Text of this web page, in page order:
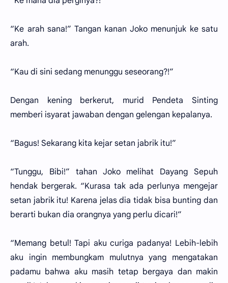
“Ke arah sana!” Tangan kanan Joko menunjuk ke satu
arah.
“Kau di sini sedang menunggu seseorang?!”
Dengan kening berkerut, murid Pendeta Sinting
memberi isyarat jawaban dengan gelengan kepalanya.
“Bagus! Sekarang kita kejar setan jabrik itu!”
“Tunggu, Bibi!” tahan Joko melihat Dayang Sepuh
hendak bergerak. “Kurasa tak ada perlunya mengejar
setan jabrik itu! Karena jelas dia tidak bisa bunting dan
berarti bukan dia orangnya yang perlu dicari!”
“Memang betul! Tapi aku curiga padanya! Lebih-lebih
aku ingin membungkam mulutnya yang mengatakan
padamu bahwa aku masih tetap bergaya dan makin